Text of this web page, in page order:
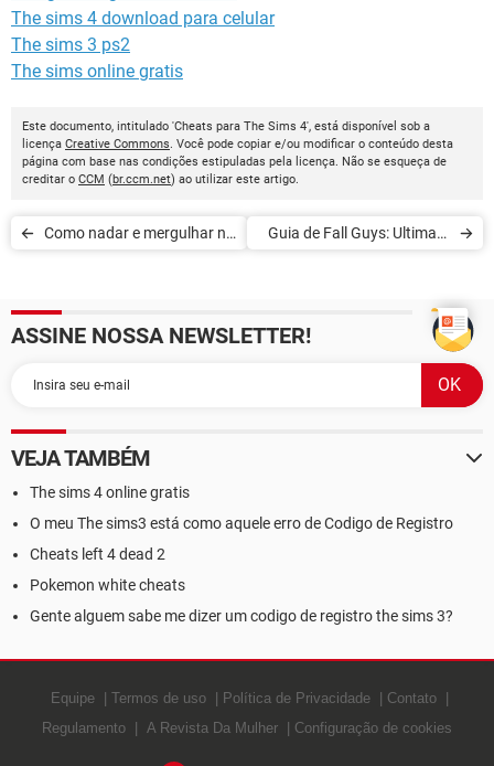
The sims 4 download para celular
The sims 3 ps2
The sims online gratis
Este documento, intitulado 'Cheats para The Sims 4', está disponível sob a
licença Creative Commons. Você pode copiar e/ou modificar o conteúdo desta
página com base nas condições estipuladas pela licença. Não se esqueça de
creditar o CCM (br.ccm.net) ao utilizar este artigo.
Como nadar e mergulhar no
Guia de Fall Guys: Ultimate
ASSINE NOSSA NEWSLETTER!
VEJA TAMBÉM
The sims 4 online gratis
O meu The sims3 está como aquele erro de Codigo de Registro
Cheats left 4 dead 2
Pokemon white cheats
Gente alguem sabe me dizer um codigo de registro the sims 3?
Equipe Termos de uso Política de Privacidade
Contato
Regulamento
A Revista Da Mulher Configuração de cookies